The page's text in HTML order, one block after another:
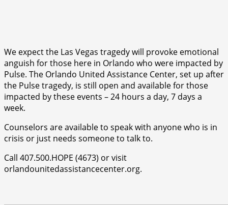
We expect the Las Vegas tragedy will provoke emotional
anguish for those here in Orlando who were impacted by
Pulse. The Orlando United Assistance Center, set up after
the Pulse tragedy, is still open and available for those
impacted by these events – 24 hours a day, 7 days a
week.
Counselors are available to speak with anyone who is in
crisis or just needs someone to talk to.
Call 407.500.HOPE (4673) or visit
orlandounitedassistancecenter.org.